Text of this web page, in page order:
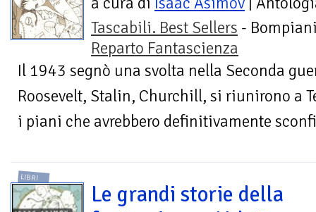
Tascabili. Best Sellers -
Reparto Fantascienza
Il 1943 segnò una svolta nella Seconda
Roosevelt, Stalin, Churchill, si riunirono a
i piani che avrebbero definitivamente
LIBRI
Le grandi storie della